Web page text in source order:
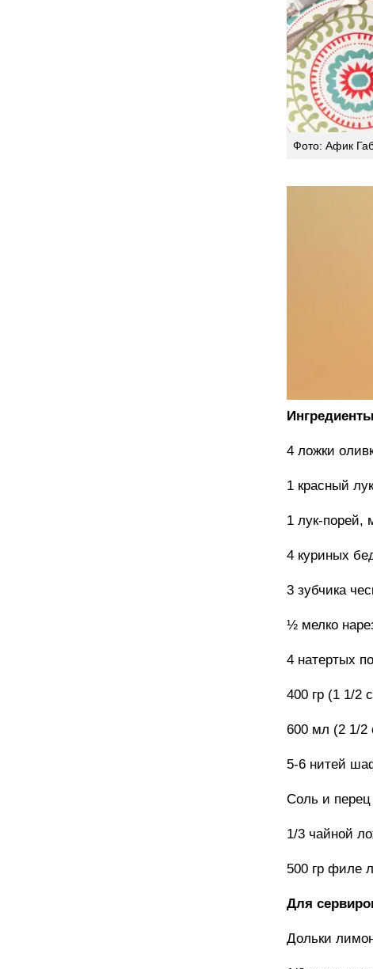
Фото: Афик
4 ложки
1 красный
1 лук-порей,
4 куриных
3 зубчика
½ мелко
4 натертых
400 гр (1 1/2
600 мл (2 1/2
5-6 нитей
Соль и перец
1/3 чайной
500 гр филе
Для
Дольки